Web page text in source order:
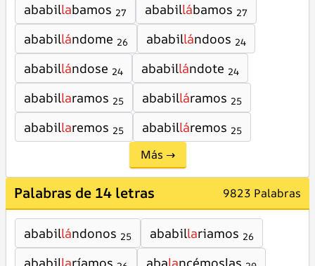
ababillabamos 27 ababillábamos 27
ababillándome 26 ababillándoos 24
ababillándose 24 ababillándote 24
ababillaramos 25 ababilláramos 25
ababillaremos 25 ababilláremos 25
Más →
Palabras de 14 letras 9823 Palabras
ababillándonos 25 ababillariamos 26
ababillaríamos abalancémoslas